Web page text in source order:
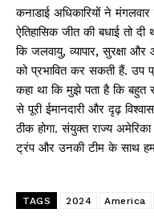
कनाडाई अधिकारियों ने
ऐतिहासिक जीत की बधाई तो
कि जलवायु, व्यापार, सुरक्षा और
को प्रभावित कर सकती हैं. उप
कहा था कि मुझे पता है कि बहुत
से पूरी ईमानदारी और दृढ़
ठीक होगा. संयुक्त राज्य
ट्रंप और उनकी टीम के साथ
TAGS 2024 America